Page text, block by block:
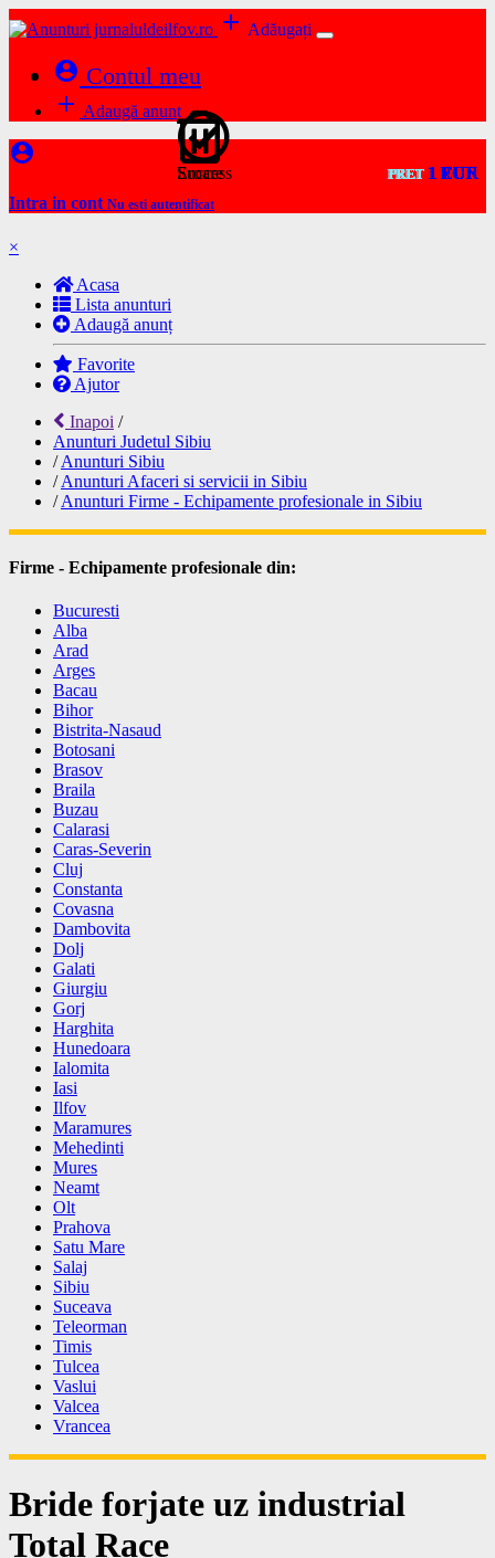
add Adăugați
account_circle Contul meu
add Adaugă anunț
account_circle
Intra in cont Nu esti autentificat
×
Acasa
Lista anunturi
Adaugă anunț
Favorite
Ajutor
Inapoi /
Anunturi Judetul Sibiu
/Anunturi Sibiu
/Anunturi Afaceri si servicii in Sibiu
/Anunturi Firme - Echipamente profesionale in Sibiu
Success
Eroare
Firme - Echipamente profesionale din:
Bucuresti
Alba
Arad
Arges
Bacau
Bihor
Bistrita-Nasaud
Botosani
Brasov
Braila
Buzau
Calarasi
Caras-Severin
Cluj
Constanta
Covasna
Dambovita
Dolj
Galati
Giurgiu
Gorj
Harghita
Hunedoara
Ialomita
Iasi
Ilfov
Maramures
Mehedinti
Mures
Neamt
Olt
Prahova
Satu Mare
Salaj
Sibiu
Suceava
Teleorman
Timis
Tulcea
Vaslui
Valcea
Vrancea
Bride forjate uz industrial
Total Race
PRET 1 EUR
PRET 1 EUR
PRET 1 EUR
PRET 1 EUR
PRET1 RON
PRET 1 EUR
PRET 1 EUR
PRET 1 EUR
PRET 1 EUR
PRET 1 EUR